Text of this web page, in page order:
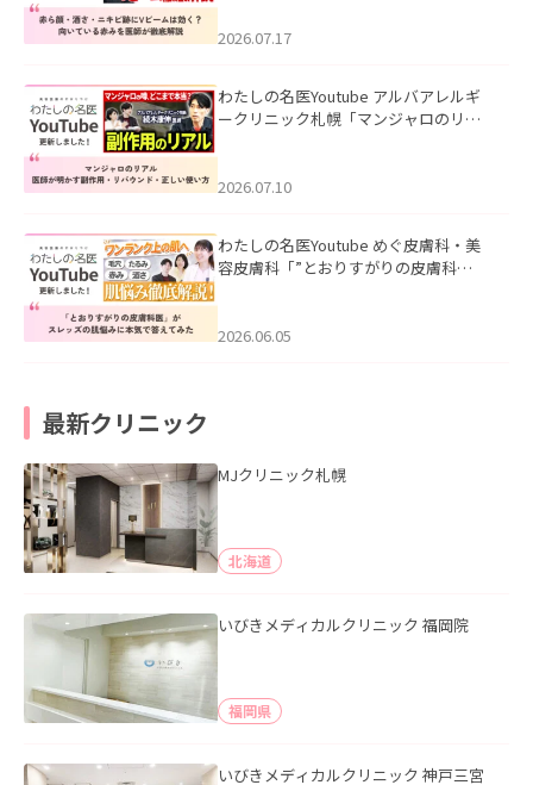
した。
2026.07.17
わたしの名医Youtube アルバアレルギ
ークリニック札幌「マンジャロのリア
た。
2026.07.10
わたしの名医Youtube めぐ皮膚科・美
容皮膚科「”とおりすがりの皮膚科
2026.06.05
最新クリニック
MJクリニック札幌
北海道
いびきメディカルクリニック 福岡院
福岡県
いびきメディカルクリニック 神戸三宮